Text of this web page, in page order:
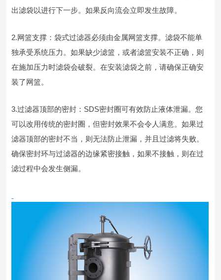
出滤袋以进行下一步。如果反向流会立即发生故障。
2.网篮支撑：袋式过滤器必须由金属网篮支撑。滤袋不能单
独承受系统压力。如果缺少滤篮，或者滤篮安装不正确，则
在施加压力时滤袋会破裂。在安装滤袋之前，请确保正确安
装了网篮。
3.过滤器顶部的密封：SDS密封圈可有效防止液体泄漏。您
可以改用传统的密封圈，但密封效果不会令人满意。如果过
滤器顶部的密封不当，则无法防止泄漏，并且过滤将失败。
确保密封环与过滤器的边缘紧密接触，如果不接触，则在过
滤过程中会发生侧漏。